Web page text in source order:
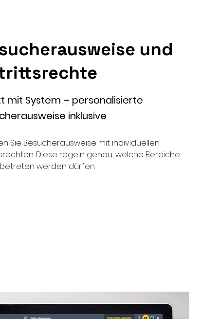
und
mit System – personalisierte
inklusive
Sie Besucherausweise mit individuellen
Diese regeln genau, welche Bereiche
werden dürfen.